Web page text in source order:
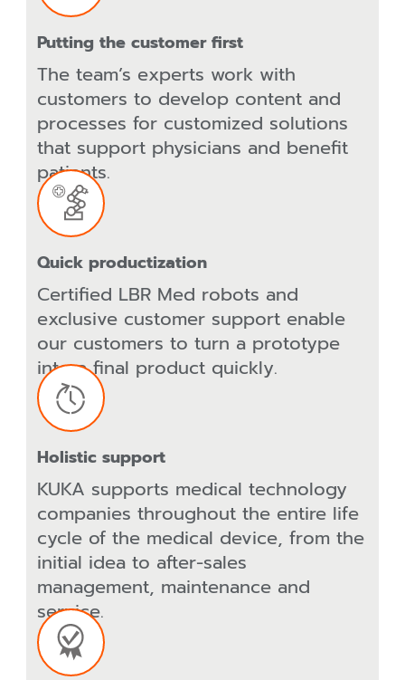
Putting the customer first
The team’s experts work with
customers to develop content and
processes for customized solutions
that support physicians and benefit
patients.
Quick productization
Certified LBR Med robots and
exclusive customer support enable
our customers to turn a prototype
into a final product quickly.
Holistic support
KUKA supports medical technology
companies throughout the entire life
cycle of the medical device, from the
initial idea to after-sales
management, maintenance and
service.